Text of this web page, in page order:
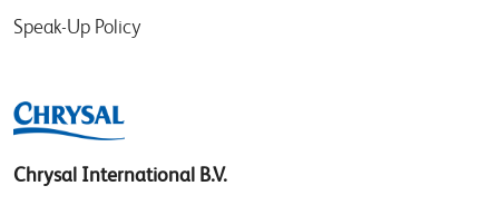
Speak-Up Policy
Chrysal International B.V.